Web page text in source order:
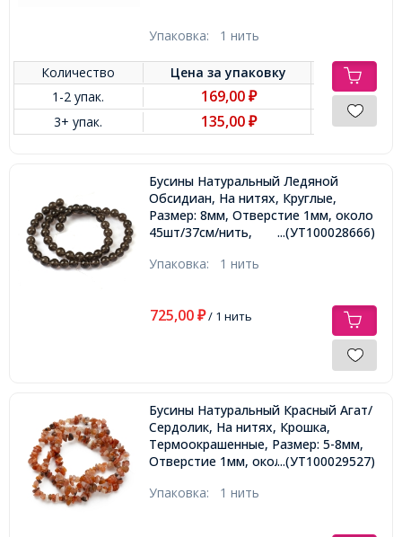
Упаковка: 1 нить
Количество Цена заупаковку
1-2 упак.
169,00 ₽
3+ упак. 135,00 ₽
Бусины Натуральный Ледяной
Обсидиан, На нитях, Круглые,
Размер: 8мм, Отверстие 1мм, около
45шт/37см/нить,
...(УТ100028666)
Упаковка: 1 нить
725,00 ₽/ 1 нить
Бусины Натуральный Красный Агат/
Сердолик, На нитях, Крошка,
Термоокрашенные, Размер: 5-8мм,
Отверстие 1мм, около 80см/нить,
...(УТ100029527)
Упаковка: 1 нить